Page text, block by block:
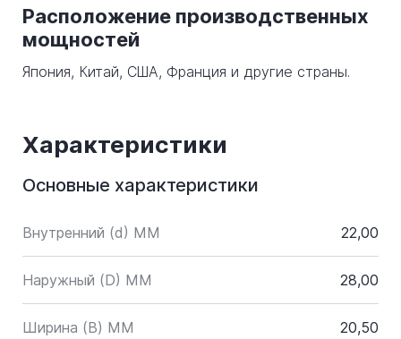
Расположение производственных
мощностей
Япония, Китай, США, Франция и другие страны.
Характеристики
Основные характеристики
Внутренний (d) ММ 22,00
Наружный (D) ММ 28,00
Ширина (B) MM 20,50